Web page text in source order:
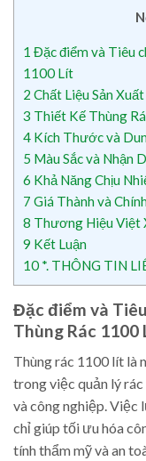
1 Đặc điểm và Tiêu
1100 Lít
2 Chất Liệu Sản
3 Thiết Kế Thùng
4 Kích Thước và
5 Màu Sắc và Nhận
6 Khả Năng Chịu
7 Giá Thành và
8 Thương Hiệu Việt
9 Kết Luận
10 *. THÔNG TIN
Đặc điểm và
Thùng Rác 1100
Thùng rác 1100 lít là
trong việc quản lý
và công nghiệp. Việc
chỉ giúp tối ưu hóa
tính thẩm mỹ và an